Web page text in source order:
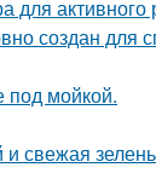
для
создан для
под мойкой.
свежая